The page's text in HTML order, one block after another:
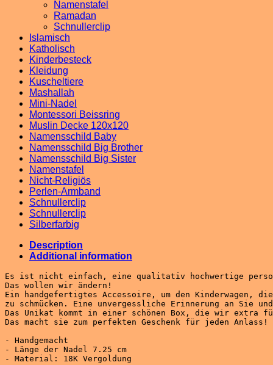
Namenstafel
Ramadan
Schnullerclip
Islamisch
Katholisch
Kinderbesteck
Kleidung
Kuscheltiere
Mashallah
Mini-Nadel
Montessori Beissring
Muslin Decke 120x120
Namensschild Baby
Namensschild Big Brother
Namensschild Big Sister
Namenstafel
Nicht-Religiös
Perlen-Armband
Schnullerclip
Schnullerclip
Silberfarbig
Description
Additional information
Es ist nicht einfach, eine qualitativ hochwertige
Das wollen wir ändern!
Ein handgefertigtes Accessoire, um den Kinderwagen,
Das Unikat kommt in einer schönen Box, die wir extra
- Handgemacht
- Länge der Nadel 7.25 cm
- Material: 18K Vergoldung